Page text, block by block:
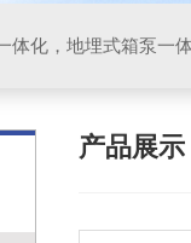
产品展示